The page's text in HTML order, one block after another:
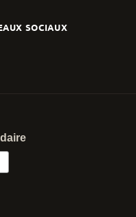
SOCIAUX